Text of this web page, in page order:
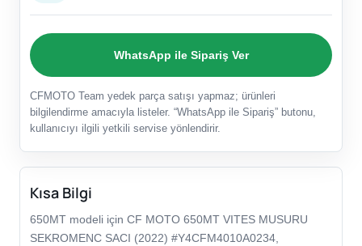
WhatsApp ile Sipariş Ver
CFMOTO Team yedek parça satışı yapmaz; ürünleri
bilgilendirme amacıyla listeler. “WhatsApp ile Sipariş” butonu,
kullanıcıyı ilgili yetkili servise yönlendirir.
Kısa Bilgi
650MT modeli için CF MOTO 650MT VITES MUSURU
SEKROMENC SACI (2022) #Y4CFM4010A0234,